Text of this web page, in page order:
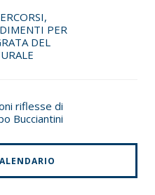
PER
DEL
riflesse di
Bucciantini